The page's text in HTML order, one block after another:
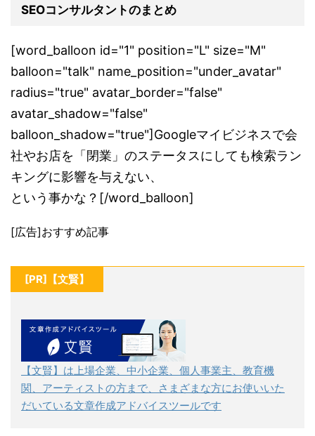
SEOコンサルタントのまとめ
[word_balloon id="1" position="L" size="M"
balloon="talk" name_position="under_avatar"
radius="true" avatar_border="false"
avatar_shadow="false"
balloon_shadow="true"]Googleマイビジネスで会
社やお店を「閉業」のステータスにしても検索ラン
キングに影響を与えない、
という事かな？[/word_balloon]
[広告]おすすめ記事
[PR]【文賢】
【文賢】は上場企業、中小企業、個人事業主、教育機
関、アーティストの方まで、さまざまな方にお使いいた
だいている文章作成アドバイスツールです